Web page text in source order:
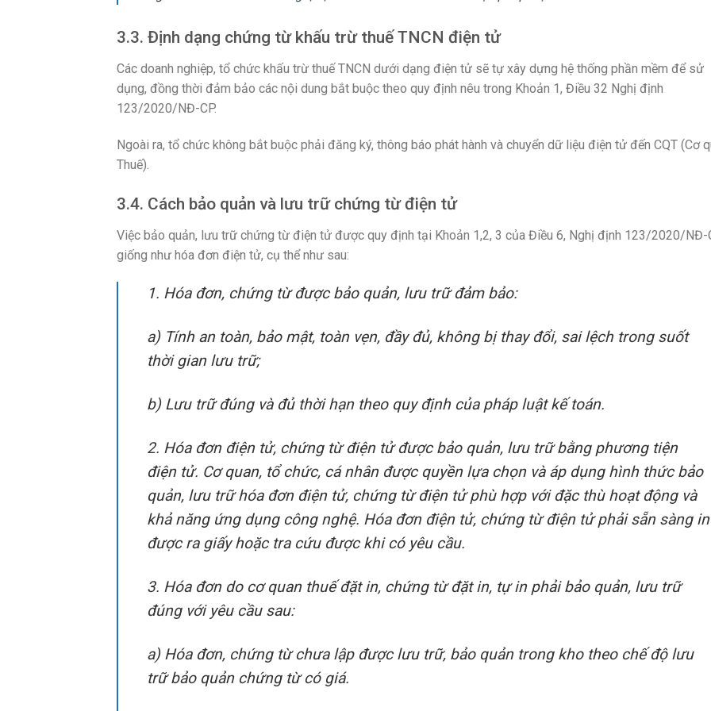
3.3. Định dạng chứng từ khấu trừ thuế TNCN điện tử
Các doanh nghiệp, tổ chức khấu trừ thuế TNCN dưới dạng điện tử sẽ tự xây dựng hệ thống phần mềm để sử
dụng, đồng thời đảm bảo các nội dung bắt buộc theo quy định nêu trong Khoản 1, Điều 32 Nghị định
123/2020/NĐ-CP.
Ngoài ra, tổ chức không bắt buộc phải đăng ký, thông báo phát hành và chuyển dữ liệu điện tử đến CQT (Cơ
Thuế).
3.4. Cách bảo quản và lưu trữ chứng từ điện tử
Việc bảo quản, lưu trữ chứng từ điện tử được quy định tại Khoản 1,2, 3 của Điều 6, Nghị định 123/2020/NĐ-
giống như hóa đơn điện tử, cụ thể như sau:
1. Hóa đơn, chứng từ được bảo quản, lưu trữ đảm bảo:
a) Tính an toàn, bảo mật, toàn vẹn, đầy đủ, không bị thay đổi, sai lệch trong suốt
thời gian lưu trữ;
b) Lưu trữ đúng và đủ thời hạn theo quy định của pháp luật kế toán.
2. Hóa đơn điện tử, chứng từ điện tử được bảo quản, lưu trữ bằng phương tiện
điện tử. Cơ quan, tổ chức, cá nhân được quyền lựa chọn và áp dụng hình thức bảo
quản, lưu trữ hóa đơn điện tử, chứng từ điện tử phù hợp với đặc thù hoạt động và
khả năng ứng dụng công nghệ. Hóa đơn điện tử, chứng từ điện tử phải sẵn sàng in
được ra giấy hoặc tra cứu được khi có yêu cầu.
3. Hóa đơn do cơ quan thuế đặt in, chứng từ đặt in, tự in phải bảo quản, lưu trữ
đúng với yêu cầu sau:
a) Hóa đơn, chứng từ chưa lập được lưu trữ, bảo quản trong kho theo chế độ lưu
trữ bảo quản chứng từ có giá.